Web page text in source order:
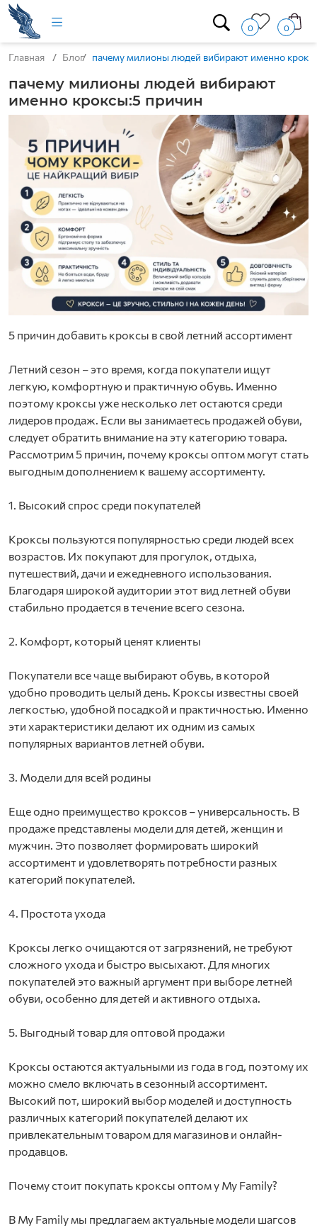
0 0
Главная Блог пачему милионы людей вибирают именно
пачему милионы людей вибирают
именно кроксы:5 причин
5 причин добавить кроксы в свой летний ассортимент
Летний сезон – это время, когда покупатели ищут
легкую, комфортную и практичную обувь. Именно
поэтому кроксы уже несколько лет остаются среди
лидеров продаж. Если вы занимаетесь продажей обуви,
следует обратить внимание на эту категорию товара.
Рассмотрим 5 причин, почему кроксы оптом могут стать
выгодным дополнением к вашему ассортименту.
1. Высокий спрос среди покупателей
Кроксы пользуются популярностью среди людей всех
возрастов. Их покупают для прогулок, отдыха,
путешествий, дачи и ежедневного использования.
Благодаря широкой аудитории этот вид летней обуви
стабильно продается в течение всего сезона.
2. Комфорт, который ценят клиенты
Покупатели все чаще выбирают обувь, в которой
удобно проводить целый день. Кроксы известны своей
легкостью, удобной посадкой и практичностью. Именно
эти характеристики делают их одним из самых
популярных вариантов летней обуви.
3. Модели для всей родины
Еще одно преимущество кроксов – универсальность. В
продаже представлены модели для детей, женщин и
мужчин. Это позволяет формировать широкий
ассортимент и удовлетворять потребности разных
категорий покупателей.
4. Простота ухода
Кроксы легко очищаются от загрязнений, не требуют
сложного ухода и быстро высыхают. Для многих
покупателей это важный аргумент при выборе летней
обуви, особенно для детей и активного отдыха.
5. Выгодный товар для оптовой продажи
Кроксы остаются актуальными из года в год, поэтому их
можно смело включать в сезонный ассортимент.
Высокий пот, широкий выбор моделей и доступность
различных категорий покупателей делают их
привлекательным товаром для магазинов и онлайн-
продавцов.
Почему стоит покупать кроксы оптом у My Family?
В My Family мы предлагаем актуальные модели шагсов